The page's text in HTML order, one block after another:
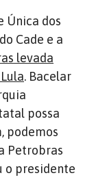
Única dos
Cade e a
levada
. Bacelar
possa
podemos
Petrobras
o presidente